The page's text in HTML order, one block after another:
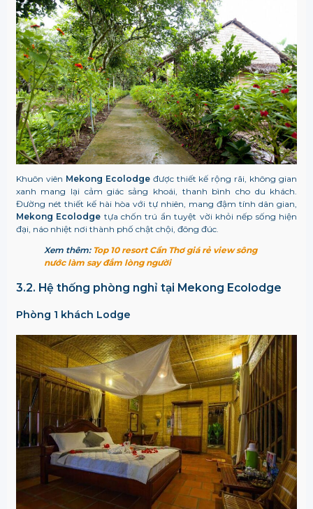
Khuôn viên Mekong Ecolodgeđược thiết kế rộng rãi, không gian
xanh mang lại cảm giác sảng khoái, thanh bình cho du khách.
Đường nét thiết kế hài hòa với tự nhiên, mang đậm tính dân gian,
Mekong Ecolodge tựa chốn trú ẩn tuyệt vời khỏi nếp sống hiện
đại, náo nhiệt nơi thành phố chật chội, đông đúc.
Xem thêm: Top 10 resort Cần Thơ giá rẻ view sông
nước làm say đắm lòng người
3.2. Hệ thống phòng nghỉ tại Mekong Ecolodge
Phòng 1 khách Lodge